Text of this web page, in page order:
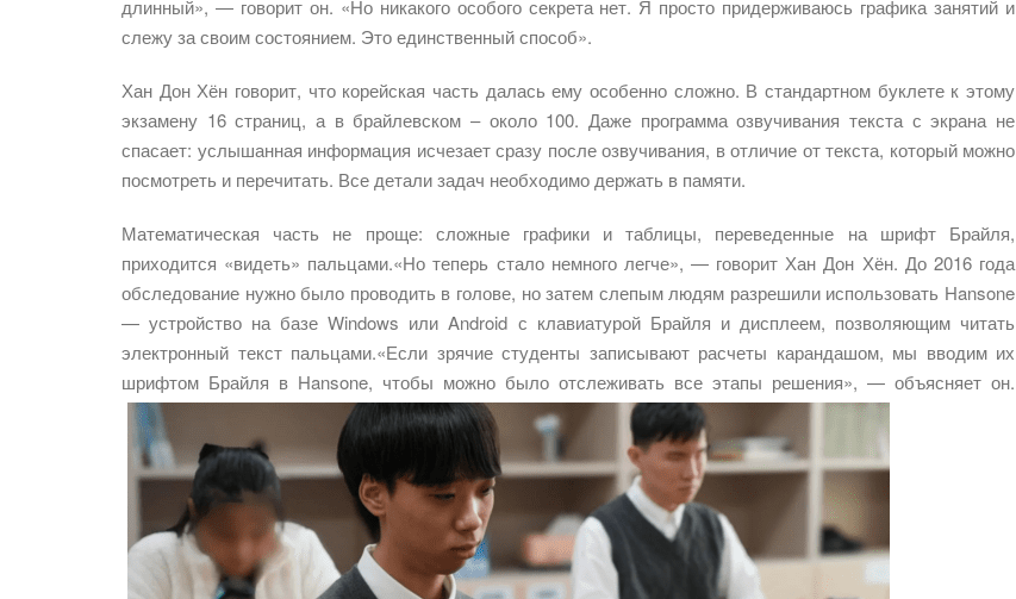
длинный», — говорит он. «Но никакого особого секрета нет. Я просто придерживаюсь графика занятий и
слежу за своим состоянием. Это единственный способ».
Хан Дон Хён говорит, что корейская часть далась ему особенно сложно. В стандартном буклете к этому
экзамену 16 страниц, а в брайлевском – около 100. Даже программа озвучивания текста с экрана не
спасает: услышанная информация исчезает сразу после озвучивания, в отличие от текста, который можно
посмотреть и перечитать. Все детали задач необходимо держать в памяти.
Математическая часть не проще: сложные графики и таблицы, переведенные на шрифт Брайля,
приходится «видеть» пальцами.«Но теперь стало немного легче», — говорит Хан Дон Хён. До 2016 года
обследование нужно было проводить в голове, но затем слепым людям разрешили использовать Hansone
— устройство на базе Windows или Android с клавиатурой Брайля и дисплеем, позволяющим читать
электронный текст пальцами.«Если зрячие студенты записывают расчеты карандашом, мы вводим их
шрифтом Брайля в Hansone, чтобы можно было отслеживать все этапы решения», — объясняет он.